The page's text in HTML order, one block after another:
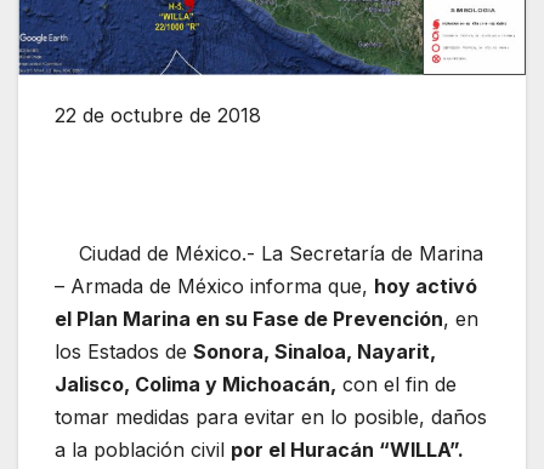
22 de octubre de 2018
Ciudad de México.- La Secretaría de Marina
– Armada de México informa que, hoy activó
el Plan Marina en su Fase de Prevención, en
los Estados de Sonora, Sinaloa, Nayarit,
Jalisco, Colima y Michoacán, con el fin de
tomar medidas para evitar en lo posible, daños
a la población civil por el Huracán “WILLA”.